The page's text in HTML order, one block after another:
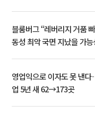
블룸버그 “레버리지 거품
동성 최악 국면 지났을 가
영업익으로 이자도 못 낸
업 5년 새 62→173곳